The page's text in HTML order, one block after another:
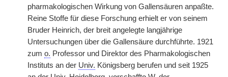
pharmakologischen Wirkung von Gallensäuren anpaßte.
Reine Stoffe für diese Forschung erhielt er von seinem
Bruder Heinrich, der breit angelegte langjährige
Untersuchungen über die Gallensäure durchführte. 1921
zum o. Professor und Direktor des Pharmakologischen
Instituts an der Univ. Königsberg berufen und seit 1925